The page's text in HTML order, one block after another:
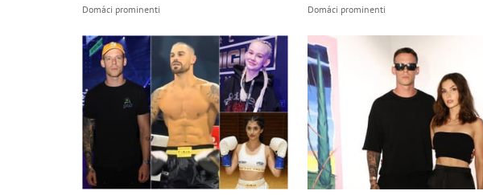
Domáci prominenti Domáci prominenti